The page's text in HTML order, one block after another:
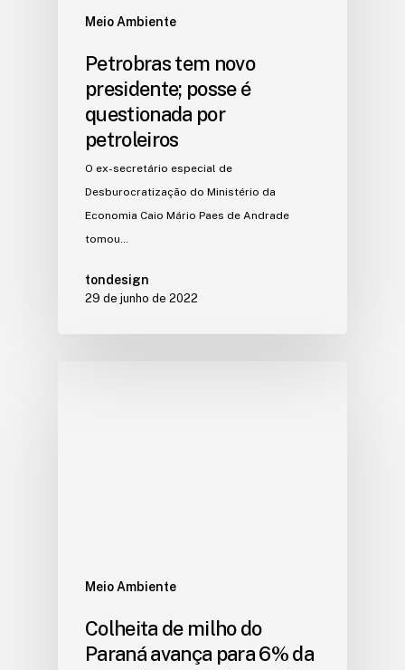
Meio Ambiente
Petrobras tem novo
presidente; posse é
questionada por
petroleiros
O ex-secretário especial de
Desburocratização do Ministério da
Economia Caio Mário Paes de Andrade
tomou…
tondesign
29 de junho de 2022
Meio Ambiente
Colheita de milho do
Paraná avança para 6% da